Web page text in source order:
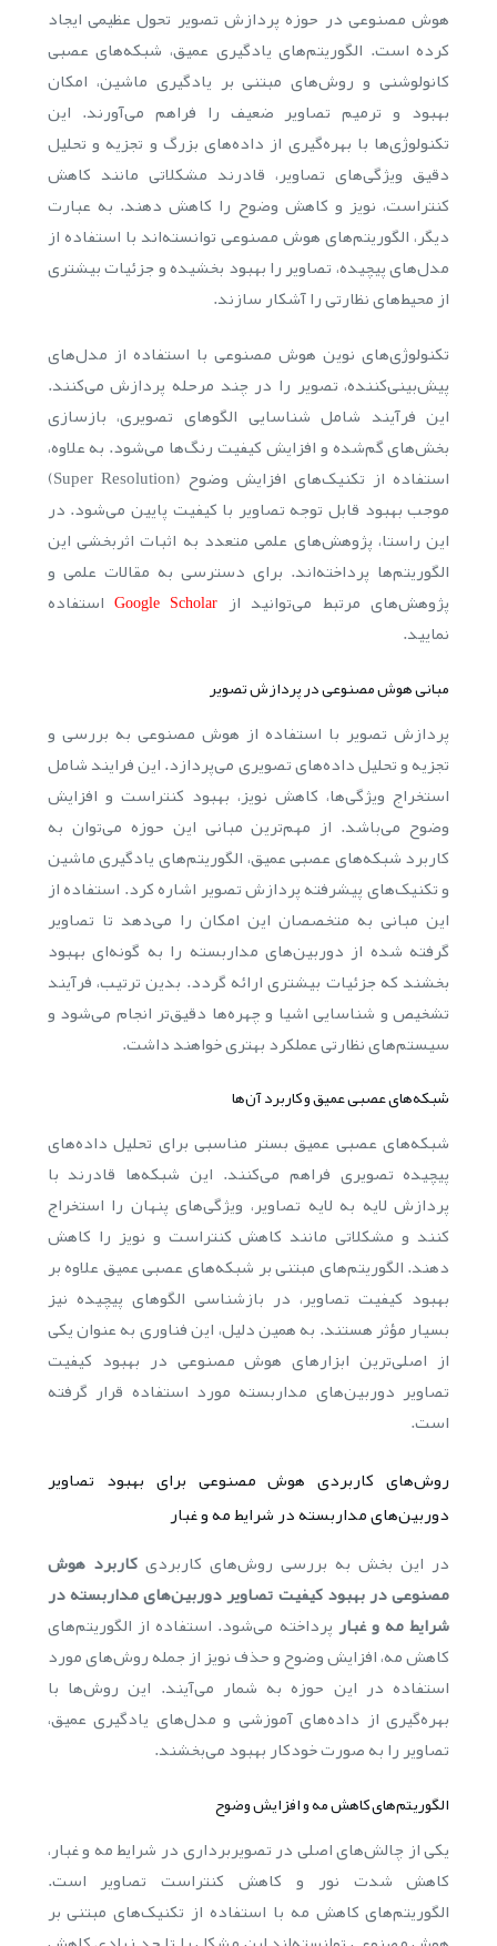
هوش مصنوعی در حوزه پردازش تصویر تحول عظیمی ایجاد
کرده است. الگوریتم‌های یادگیری عمیق، شبکه‌های عصبی
کانولوشنی و روش‌های مبتنی بر یادگیری ماشین، امکان
بهبود و ترمیم تصاویر ضعیف را فراهم می‌آورند. این
تکنولوژی‌ها با بهره‌گیری از داده‌های بزرگ و تجزیه و تحلیل
دقیق ویژگی‌های تصاویر، قادرند مشکلاتی مانند کاهش
کنتراست، نویز و کاهش وضوح را کاهش دهند. به عبارت
دیگر، الگوریتم‌های هوش مصنوعی توانسته‌اند با استفاده از
مدل‌های پیچیده، تصاویر را بهبود بخشیده و جزئیات بیشتری
از محیط‌های نظارتی را آشکار سازند.
تکنولوژی‌های نوین هوش مصنوعی با استفاده از مدل‌های
پیش‌بینی‌کننده، تصویر را در چند مرحله پردازش می‌کنند.
این فرآیند شامل شناسایی الگوهای تصویری، بازسازی
بخش‌های گم‌شده و افزایش کیفیت رنگ‌ها می‌شود. به علاوه،
استفاده از تکنیک‌های افزایش وضوح (Super Resolution)
موجب بهبود قابل توجه تصاویر با کیفیت پایین می‌شود. در
این راستا، پژوهش‌های علمی متعدد به اثبات اثربخشی این
الگوریتم‌ها پرداخته‌اند. برای دسترسی به مقالات علمی و
پژوهش‌های مرتبط می‌توانید ازGoogle Scholarاستفاده
نمایید.
مبانی هوش مصنوعی در پردازش تصویر
پردازش تصویر با استفاده از هوش مصنوعی به بررسی و
تجزیه و تحلیل داده‌های تصویری می‌پردازد. این فرایند شامل
استخراج ویژگی‌ها، کاهش نویز، بهبود کنتراست و افزایش
وضوح می‌باشد. از مهم‌ترین مبانی این حوزه می‌توان به
کاربرد شبکه‌های عصبی عمیق، الگوریتم‌های یادگیری ماشین
و تکنیک‌های پیشرفته پردازش تصویر اشاره کرد. استفاده از
این مبانی به متخصصان این امکان را می‌دهد تا تصاویر
گرفته شده از دوربین‌های مداربسته را به گونه‌ای بهبود
بخشند که جزئیات بیشتری ارائه گردد. بدین ترتیب، فرآیند
تشخیص و شناسایی اشیا و چهره‌ها دقیق‌تر انجام می‌شود و
سیستم‌های نظارتی عملکرد بهتری خواهند داشت.
شبکه‌های عصبی عمیق و کاربرد آن‌ها
شبکه‌های عصبی عمیق بستر مناسبی برای تحلیل داده‌های
پیچیده تصویری فراهم می‌کنند. این شبکه‌ها قادرند با
پردازش لایه به لایه تصاویر، ویژگی‌های پنهان را استخراج
کنند و مشکلاتی مانند کاهش کنتراست و نویز را کاهش
دهند. الگوریتم‌های مبتنی بر شبکه‌های عصبی عمیق علاوه بر
بهبود کیفیت تصاویر، در بازشناسی الگوهای پیچیده نیز
بسیار مؤثر هستند. به همین دلیل، این فناوری به عنوان یکی
از اصلی‌ترین ابزارهای هوش مصنوعی در بهبود کیفیت
تصاویر دوربین‌های مداربسته مورد استفاده قرار گرفته
است.
روش‌های کاربردی هوش مصنوعی برای بهبود تصاویر
دوربین‌های مداربسته در شرایط مه و غبار
در این بخش به بررسی روش‌های کاربردیکاربرد هوش
مصنوعی در بهبود کیفیت تصاویر دوربین‌های مداربسته در
شرایط مه و غبار پرداخته می‌شود. استفاده از الگوریتم‌های
کاهش مه، افزایش وضوح و حذف نویز از جمله روش‌های مورد
استفاده در این حوزه به شمار می‌آیند. این روش‌ها با
بهره‌گیری از داده‌های آموزشی و مدل‌های یادگیری عمیق،
تصاویر را به صورت خودکار بهبود می‌بخشند.
الگوریتم‌های کاهش مه و افزایش وضوح
یکی از چالش‌های اصلی در تصویربرداری در شرایط مه و غبار،
کاهش شدت نور و کاهش کنتراست تصاویر است.
الگوریتم‌های کاهش مه با استفاده از تکنیک‌های مبتنی بر